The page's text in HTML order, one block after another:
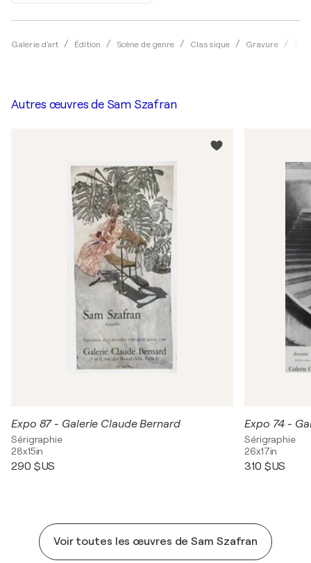
Galerie d'art Édition Scène de genre Classique Gravure
Autres œuvres de Sam Szafran
Expo 87 - Galerie Claude Bernard
Sérigraphie
28x15in
290 $US
Expo 74 -
Sérigraphie
26x17in
310 $US
Voir toutes les œuvres de Sam Szafran